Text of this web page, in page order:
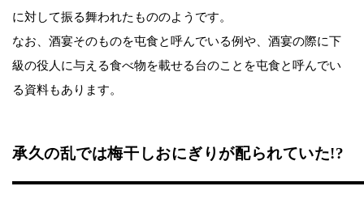
に対して振る舞われたもののようです。
なお、酒宴そのものを屯食と呼んでいる例や、酒宴の際に下
級の役人に与える食べ物を載せる台のことを屯食と呼んでい
る資料もあります。
承久の乱では梅干しおにぎりが配られていた!?